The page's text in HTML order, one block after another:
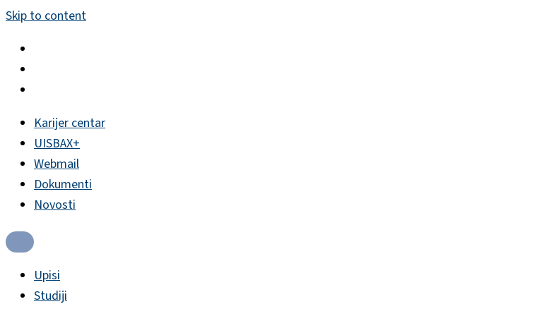
Skip to content
Karijer centar
UISBAX+
Webmail
Dokumenti
Novosti
Upisi
Studiji